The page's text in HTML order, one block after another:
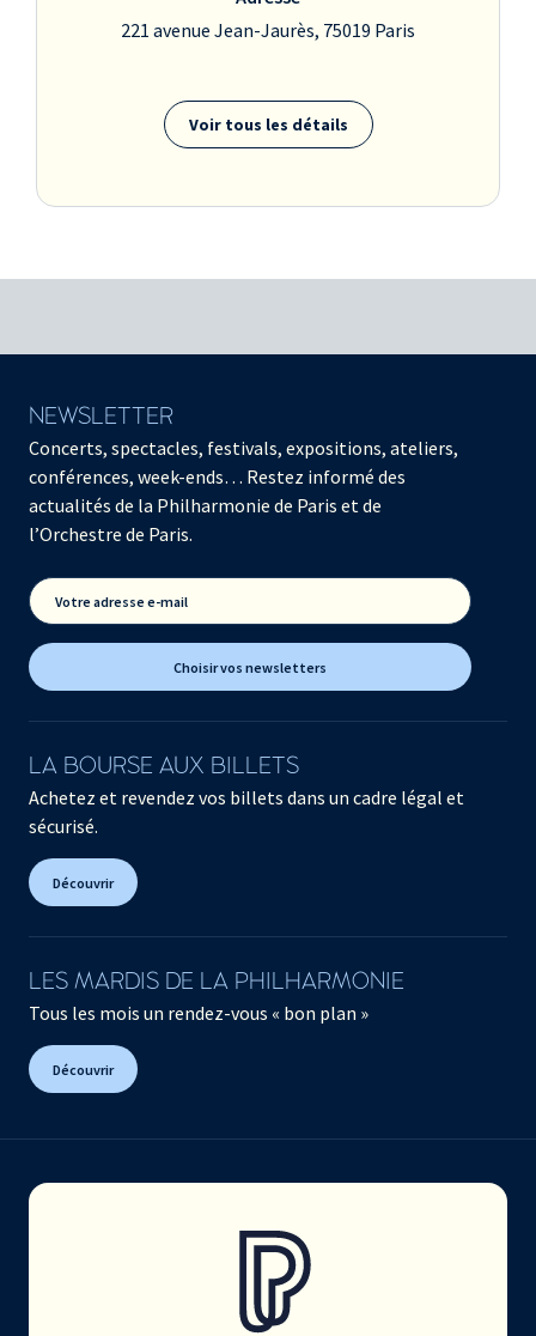
221 avenue Jean-Jaurès, 75019 Paris
Voir tous les détails
NEWSLETTER
Concerts, spectacles, festivals, expositions, ateliers,
conférences, week-ends… Restez informé des
actualités de la Philharmonie de Paris et de
l’Orchestre de Paris.
Votre adresse e-mail
Choisir vos newsletters
LA BOURSE AUX BILLETS
Achetez et revendez vos billets dans un cadre légal et
sécurisé.
Découvrir
LES MARDIS DE LA PHILHARMONIE
Tous les mois un rendez-vous « bon plan »
Découvrir